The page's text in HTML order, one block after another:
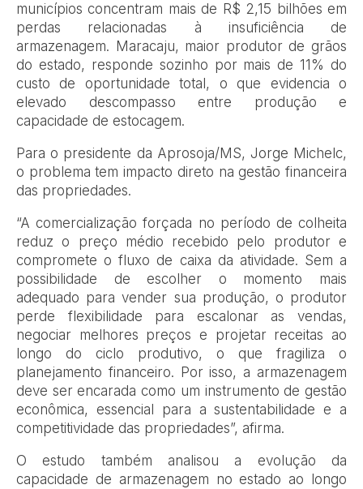
municípios concentram mais de R$ 2,15 bilhões em
perdas relacionadas à insuficiência de
armazenagem. Maracaju, maior produtor de grãos
do estado, responde sozinho por mais de 11% do
custo de oportunidade total, o que evidencia o
elevado descompasso entre produção e
capacidade de estocagem.
Para o presidente da Aprosoja/MS, Jorge Michelc,
o problema tem impacto direto na gestão financeira
das propriedades.
“A comercialização forçada no período de colheita
reduz o preço médio recebido pelo produtor e
compromete o fluxo de caixa da atividade. Sem a
possibilidade de escolher o momento mais
adequado para vender sua produção, o produtor
perde flexibilidade para escalonar as vendas,
negociar melhores preços e projetar receitas ao
longo do ciclo produtivo, o que fragiliza o
planejamento financeiro. Por isso, a armazenagem
deve ser encarada como um instrumento de gestão
econômica, essencial para a sustentabilidade e a
competitividade das propriedades”, afirma.
O estudo também analisou a evolução da
capacidade de armazenagem no estado ao longo